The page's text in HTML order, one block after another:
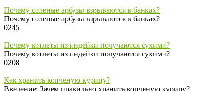
Почему соленые арбузы взрываются в банках?
Почему соленые арбузы взрываются в банках?
0245
Почему котлеты из индейки получаются сухими?
Почему котлеты из индейки получаются сухими?
0208
Как хранить копченую курицу?
Введение: Зачем правильно хранить копченую курицу?